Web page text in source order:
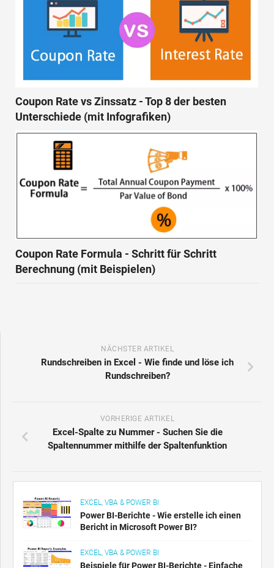
Coupon Rate vs Zinssatz - Top 8 der besten
Unterschiede (mit Infografiken)
Coupon Rate Formula - Schritt für Schritt
Berechnung (mit Beispielen)
NÄCHSTER ARTIKEL
Rundschreiben in Excel - Wie finde und löse ich
Rundschreiben?
VORHERIGE ARTIKEL
Excel-Spalte zu Nummer - Suchen Sie die
Spaltennummer mithilfe der Spaltenfunktion
EXCEL, VBA & POWER BI
Power BI-Berichte - Wie erstelle ich einen
Bericht in Microsoft Power BI?
EXCEL, VBA & POWER BI
Beispiele für Power BI-Berichte - Einfache